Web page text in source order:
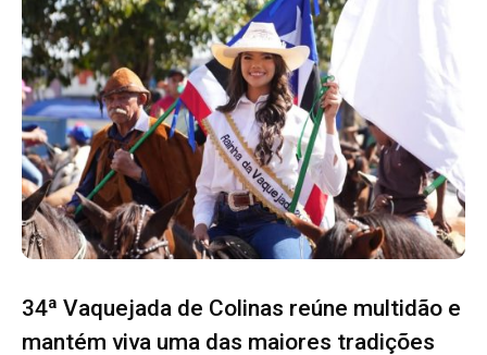
34ª Vaquejada de Colinas reúne multidão e
mantém viva uma das maiores tradições